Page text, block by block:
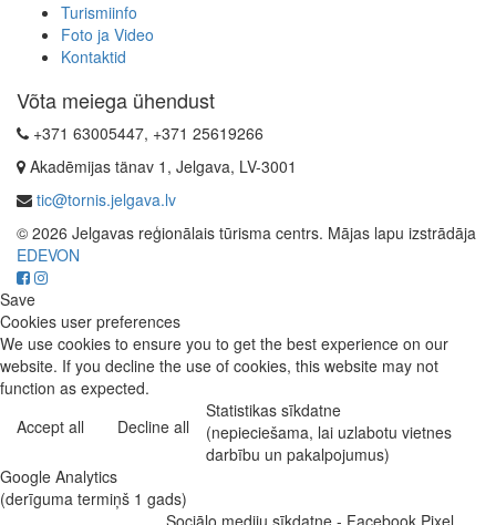
Turismiinfo
Foto ja Video
Kontaktid
Võta meiega ühendust
+371 63005447, +371 25619266
Akadēmijas tänav 1, Jelgava, LV-3001
tic@tornis.jelgava.lv
© 2026 Jelgavas reģionālais tūrisma centrs. Mājas lapu izstrādāja
EDEVON
Save
Cookies user preferences
We use cookies to ensure you to get the best experience on our
website. If you decline the use of cookies, this website may not
function as expected.
Accept all
Decline all
Statistikas sīkdatne
(nepieciešama, lai uzlabotu vietnes
darbību un pakalpojumus)
Google Analytics
(derīguma termiņš 1 gads)